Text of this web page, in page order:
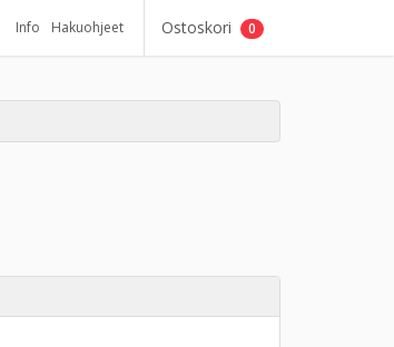
Info Hakuohjeet Ostoskori 0